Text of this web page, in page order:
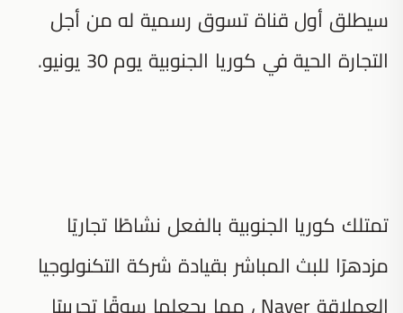
سيطلق أول قناة تسوق رسمية له من أجل
التجارة الحية في كوريا الجنوبية يوم 30 يونيو.
تمتلك كوريا الجنوبية بالفعل نشاطًا تجاريًا
مزدهرًا للبث المباشر بقيادة شركة التكنولوجيا
العملاقة Naver ، مما يجعلها سوقًا تجريبيًا